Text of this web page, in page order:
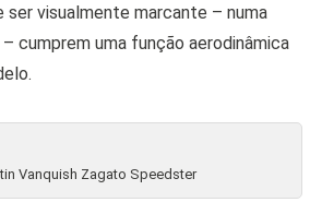
ser visualmente marcante – numa
cumprem uma função aerodinâmica
Vanquish Zagato Speedster